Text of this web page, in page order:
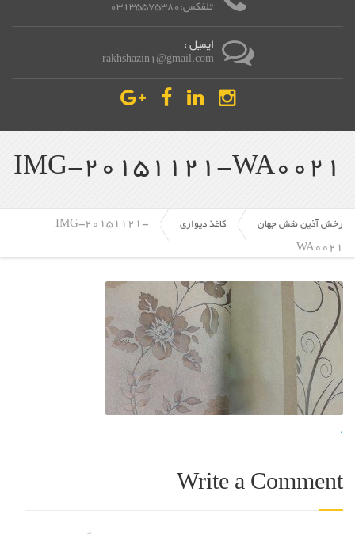
تلفکس:03135575380
ایمیل :
rakhshazin1@gmail.com
IMG-20151121-WA0021
رخش آذین نقش جهان کاغذ دیواری
IMG-20151121-
WA0021
.
Write a Comment